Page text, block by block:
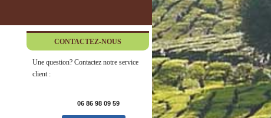
CONTACTEZ-NOUS
Une question? Contactez notre service
client :
06 86 98 09 59